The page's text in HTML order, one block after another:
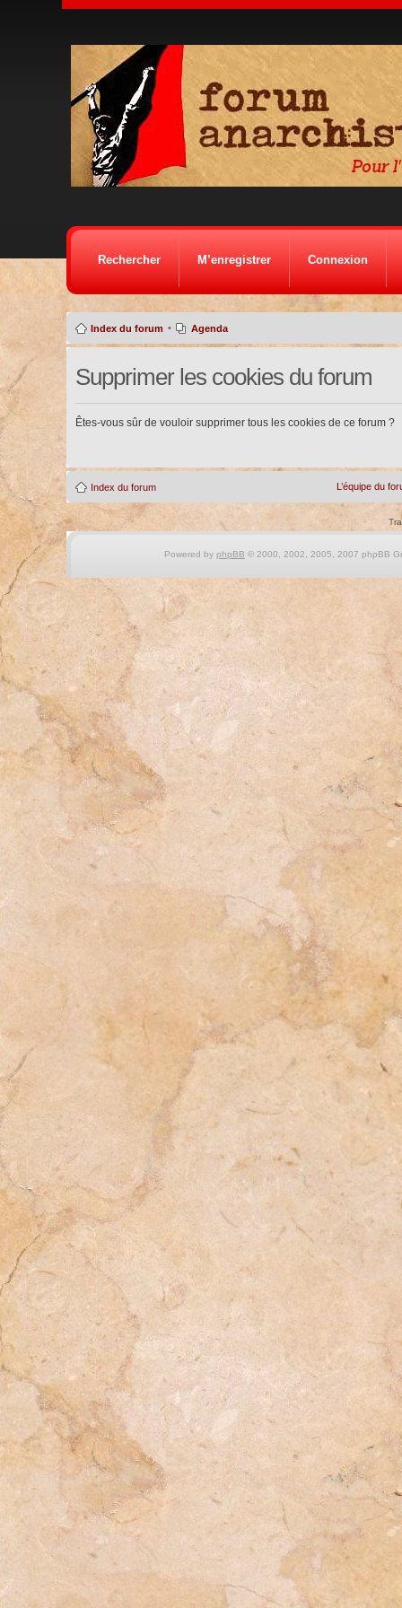
Rechercher M’enregistrer Connexion
Index du forum • Agenda
Supprimer les cookies du forum
Êtes-vous sûr de vouloir supprimer tous les cookies de ce forum ?
Index du forum L’équipe du
Powered by phpBB © 2000, 2002, 2005, 2007 phpBB